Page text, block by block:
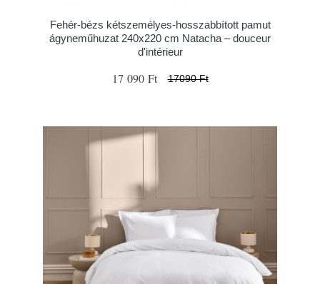
Fehér-bézs kétszemélyes-hosszabbított pamut
ágyneműhuzat 240x220 cm Natacha – douceur
d'intérieur
17 090 Ft 17090 Ft